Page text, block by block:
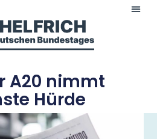
A20 nimmt
Hürde